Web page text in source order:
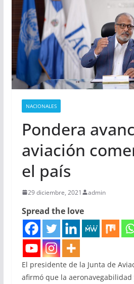
NACIONALES
Pondera
aviación
el país
29 diciembre, 2021 admin
Spread the love
El presidente de la Junta de
afirmó que la